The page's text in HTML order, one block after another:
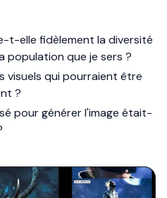
t-elle fidèlement la diversité
population que je sers ?
qui pourraient être
?
pour générer l'image était-